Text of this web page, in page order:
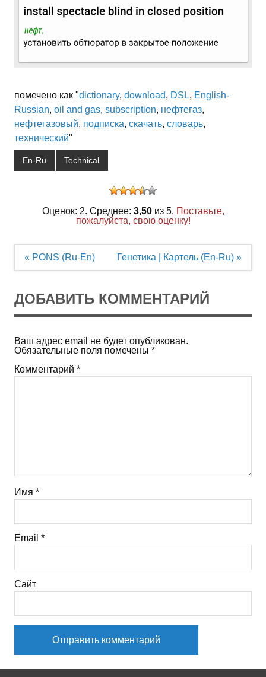
помечено как "dictionary, download, DSL, English-
Russian, oil and gas, subscription, нефтегаз,
нефтегазовый, подписка, скачать, словарь,
технический"
En-Ru Technical
Оценок: 2. Среднее: 3,50из 5. Поставьте,
пожалуйста, свою оценку!
Навигация
« PONS (Ru-En) Генетика | Картель (En-Ru) »
ДОБАВИТЬ КОММЕНТАРИЙ
Ваш адрес email не будет опубликован.
Обязательные поля помечены *
Комментарий *
Имя *
Email *
Сайт